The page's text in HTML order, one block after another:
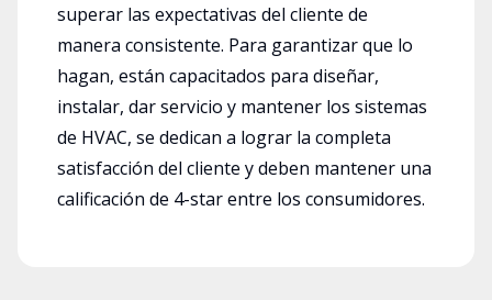
superar las expectativas del cliente de
manera consistente. Para garantizar que lo
hagan, están capacitados para diseñar,
instalar, dar servicio y mantener los sistemas
de HVAC, se dedican a lograr la completa
satisfacción del cliente y deben mantener una
calificación de 4-star entre los consumidores.